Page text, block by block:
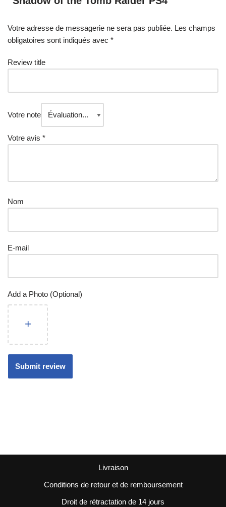
Votre adresse de messagerie ne sera pas publiée. Les champs
obligatoires sont indiqués avec *
Review title
Votre note
Votre avis *
Nom
E-mail
Add a Photo (Optional)
Livraison
Conditions de retour et de remboursement
Droit de rétractation de 14 jours